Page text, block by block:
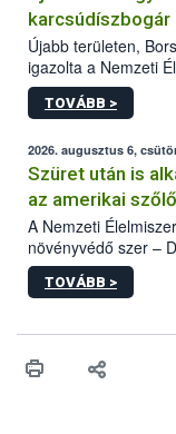
karcsúdíszbogár
Újabb területen,
igazolta a Nemzeti
kőrisrontó
kártevőt nem csak
az intenzív
hatósággal is
TOVÁBB >
2026. augusztus 6,
Szüret után is
az amerikai
A Nemzeti
növényvédő szer –
engedélyokiratát
egészen a
érésű szőlőkben is
felhasználók
TOVÁBB >